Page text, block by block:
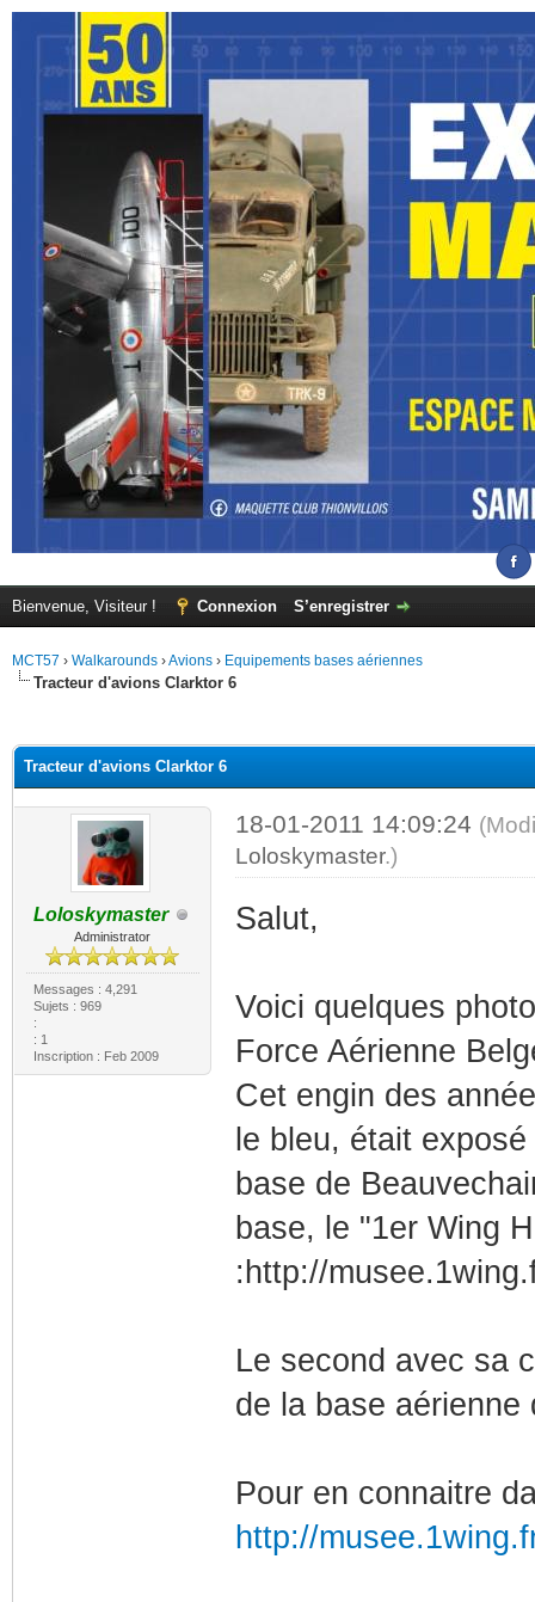
Bienvenue, Visiteur ! Connexion S’enregistrer
MCT57 › Walkarounds ›Avions › Equipements bases aériennes
Tracteur d'avions Clarktor 6
Tracteur d'avions Clarktor 6
Loloskymaster
Administrator
Messages : 4,291
Sujets : 969
:
: 1
Inscription : Feb 2009
18-01-2011 14:09:24
Loloskymaster.)
Salut,
Voici quelques
Force Aérienne
Cet engin des
le bleu, était
base de
base, le "1er Wing
:http://
Le second avec sa
de la base aérienne
Pour en connaitre
http://